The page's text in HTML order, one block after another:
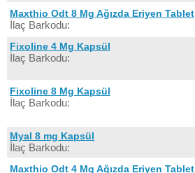
Maxthio Odt 8 Mg Ağızda Eriyen Tablet
İlaç Barkodu:
Fixoline 4 Mg Kapsül
İlaç Barkodu:
Fixoline 8 Mg Kapsül
İlaç Barkodu:
Myal 8 mg Kapsül
İlaç Barkodu:
Maxthio Odt 4 Mg Ağızda Eriyen Tablet